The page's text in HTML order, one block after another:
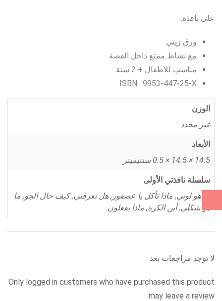
على نافذة..
ورق زيتي
مع نشاط ممتع داخل القصة
مناسب للاطفال + 2 سنة
ISBN : 9953-447-25-X
الوزن
غير محدد
الأبعاد
14.5 × 14.5 × 0.5 سنتيميتر
سلسلة نافذتي الأولى
ما هو لوني, ماذا تأكل يا عصفور, هل تعرفني, كيف حال الجو, ما
هو شكلي, أين الكرة, ماذا يفعلون
لا توجد مراجعات بعد
Only logged in customers who have purchased this product
may leave a review.